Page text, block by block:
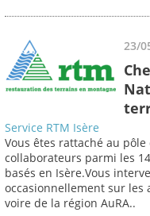
23/
Service RTM Isère
Vous êtes rattaché au
collaborateurs parmi les
basés en Isère.Vous
occasionnellement sur
voire de la région AuRA..